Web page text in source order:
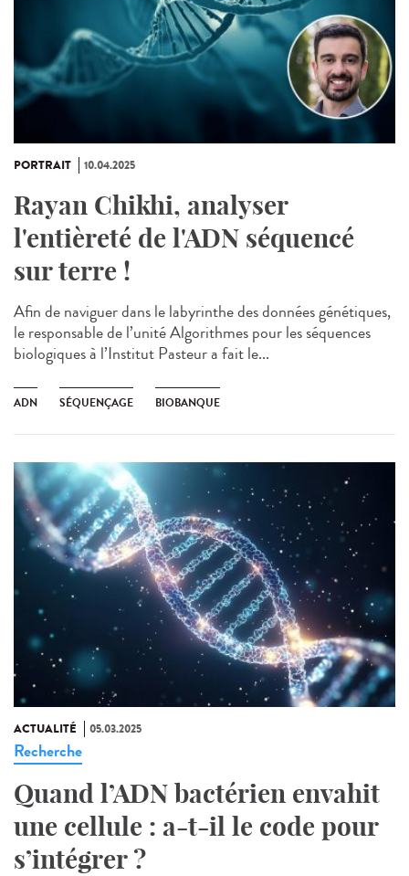
PORTRAIT 10.04.2025
Rayan Chikhi, analyser
l'entièreté de l'ADN séquencé
sur terre !
Afin de naviguer dans le labyrinthe des données génétiques,
le responsable de l’unité Algorithmes pour les séquences
biologiques à l’Institut Pasteur a fait le...
ADN SÉQUENÇAGE BIOBANQUE
ACTUALITÉ 05.03.2025
Recherche
Quand l’ADN bactérien envahit
une cellule : a-t-il le code pour
s’intégrer ?